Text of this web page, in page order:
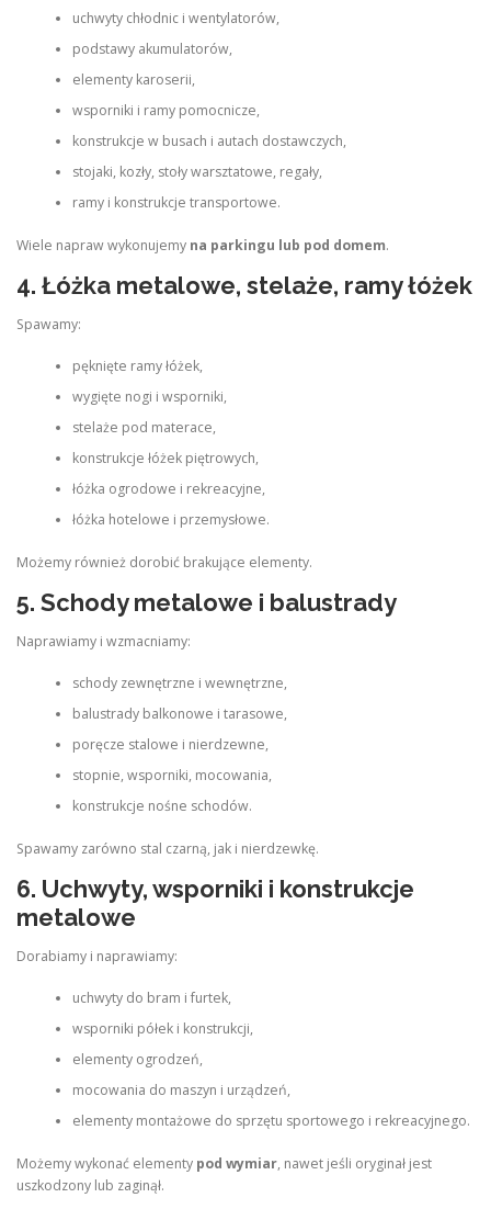
uchwyty chłodnic i wentylatorów,
podstawy akumulatorów,
elementy karoserii,
wsporniki i ramy pomocnicze,
konstrukcje w busach i autach dostawczych,
stojaki, kozły, stoły warsztatowe, regały,
ramy i konstrukcje transportowe.
Wiele napraw wykonujemy na parkingu lub pod domem.
4. Łóżka metalowe, stelaże, ramy łóżek
Spawamy:
pęknięte ramy łóżek,
wygięte nogi i wsporniki,
stelaże pod materace,
konstrukcje łóżek piętrowych,
łóżka ogrodowe i rekreacyjne,
łóżka hotelowe i przemysłowe.
Możemy również dorobić brakujące elementy.
5. Schody metalowe i balustrady
Naprawiamy i wzmacniamy:
schody zewnętrzne i wewnętrzne,
balustrady balkonowe i tarasowe,
poręcze stalowe i nierdzewne,
stopnie, wsporniki, mocowania,
konstrukcje nośne schodów.
Spawamy zarówno stal czarną, jak i nierdzewkę.
6. Uchwyty, wsporniki i konstrukcje
metalowe
Dorabiamy i naprawiamy:
uchwyty do bram i furtek,
wsporniki półek i konstrukcji,
elementy ogrodzeń,
mocowania do maszyn i urządzeń,
elementy montażowe do sprzętu sportowego i rekreacyjnego.
Możemy wykonać elementy pod wymiar, nawet jeśli oryginał jest
uszkodzony lub zaginął.